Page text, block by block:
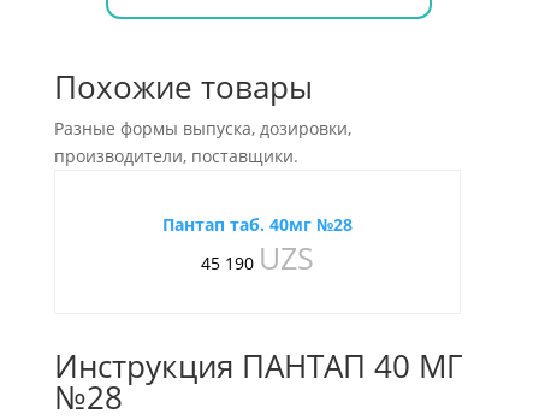
Похожие товары
Разные формы выпуска, дозировки,
производители, поставщики.
Пантап таб. 40мг №28
45 190 UZS
Инструкция ПАНТАП 40 МГ
№28